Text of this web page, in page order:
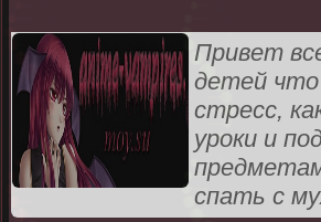
Привет
детей что
стресс,
уроки и
спать с